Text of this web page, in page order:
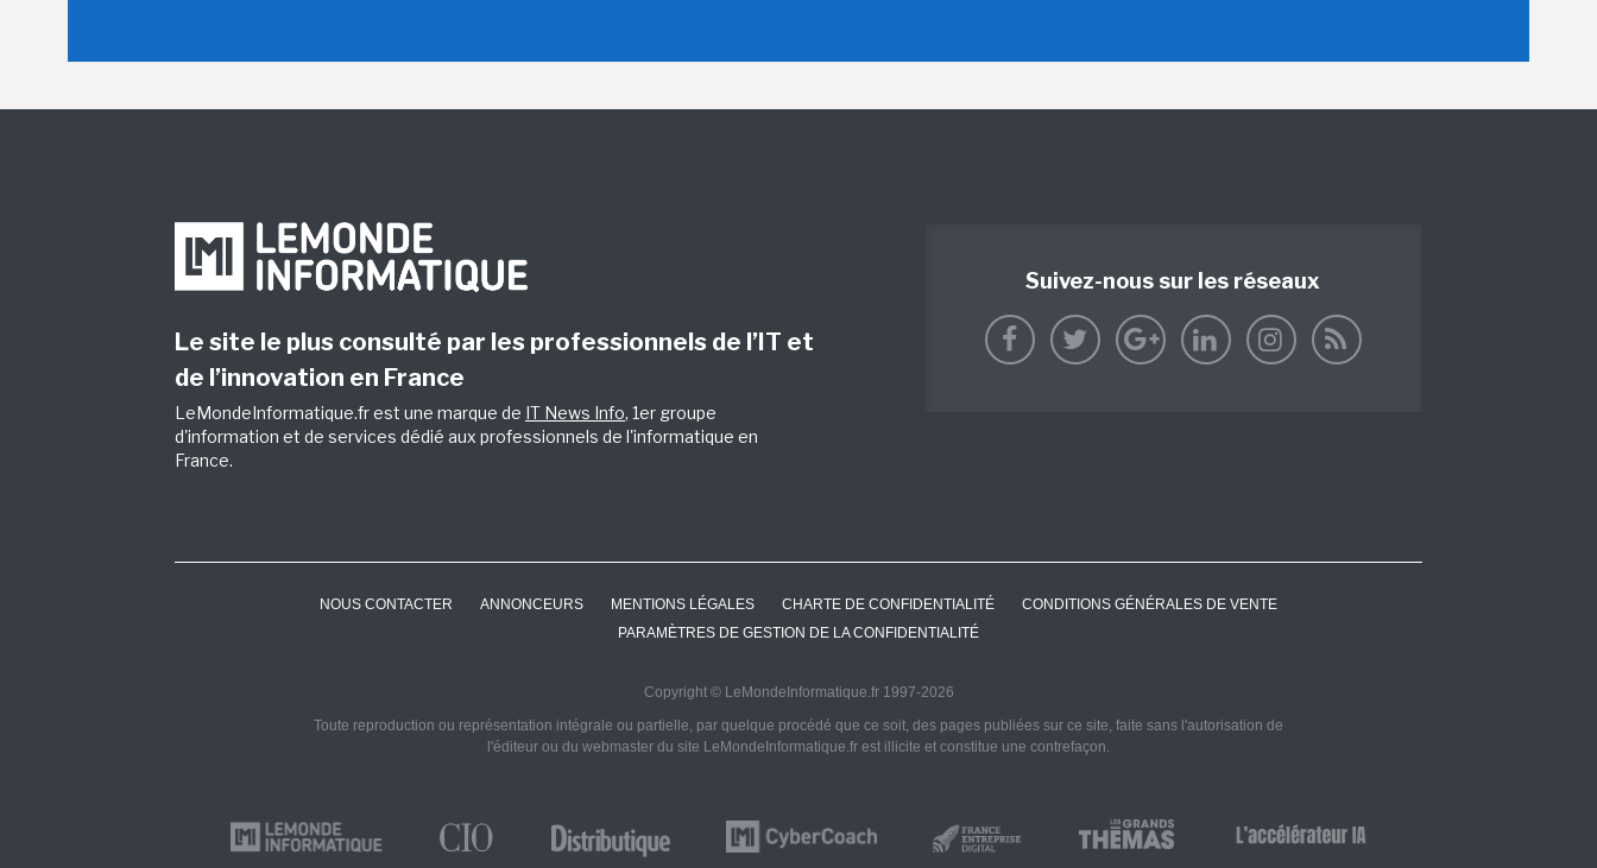
Le site le plus consulté par les professionnels de l’IT et
de l’innovation en France
LeMondeInformatique.fr est une marque de IT News Info, 1er groupe
d'information et de services dédié aux professionnels de l'informatique en
France.
Suivez-nous sur les réseaux
NOUS CONTACTER ANNONCEURS MENTIONS LÉGALES CHARTE DE CONFIDENTIALITÉ
CONDITIONS GÉNÉRALES DE VENTE
PARAMÈTRES DE GESTION DE LA CONFIDENTIALITÉ
Copyright © LeMondeInformatique.fr 1997-2026
Toute reproduction ou représentation intégrale ou partielle, par quelque procédé que ce soit, des pages publiées sur ce site, faite sans l'autorisation de
l'éditeur ou du webmaster du site LeMondeInformatique.fr est illicite et constitue une contrefaçon.